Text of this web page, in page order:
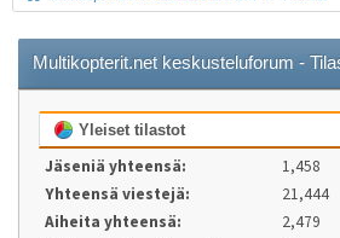
Multikopterit.net keskusteluforum -
Yleiset tilastot
Jäseniä yhteensä:
1,458
Yhteensä viestejä:
21,444
Aiheita yhteensä:
2,479